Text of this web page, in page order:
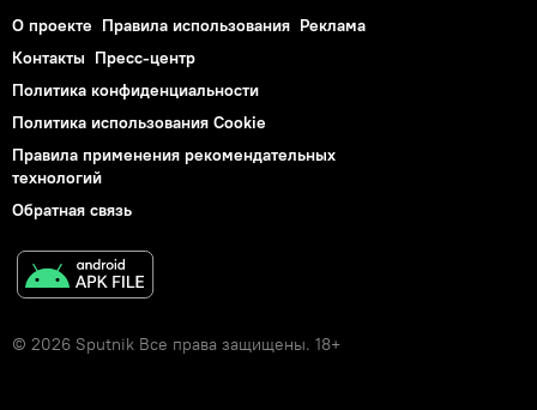
О проекте Правила использования Реклама
Контакты Пресс-центр
Политика конфиденциальности
Политика использования Cookie
Правила применения рекомендательных
технологий
Обратная связь
© 2026 Sputnik Все права защищены. 18+